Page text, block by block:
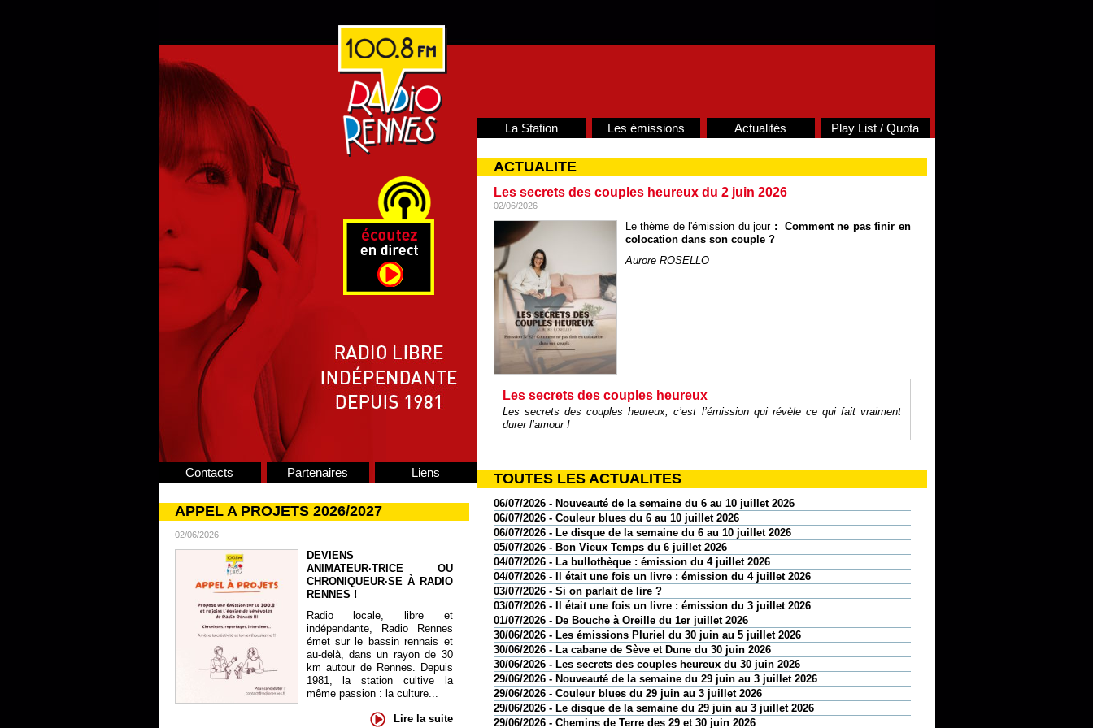
Contacts Partenaires Liens
APPEL A PROJETS 2026/2027
02/06/2026
DEVIENS
ANIMATEUR·TRICE OU
CHRONIQUEUR·SE À RADIO
RENNES !
Radio locale, libre et
indépendante, Radio Rennes
émet sur le bassin rennais et
au-delà, dans un rayon de 30
km autour de Rennes. Depuis
1981, la station cultive la
même passion : la culture...
Lire la suite
La Station Les émissions Actualités Play List / Quota
ACTUALITE
Les secrets des couples heureux du 2 juin 2026
02/06/2026
Le thème de l'émission du jour : Comment ne pas finir en
colocation dans son couple ?
Aurore ROSELLO
Les secrets des couples heureux
Les secrets des couples heureux, c’est l’émission qui révèle ce qui fait vraiment
durer l’amour !
TOUTES LES ACTUALITES
06/07/2026 - Nouveauté de la semaine du 6 au 10 juillet 2026
06/07/2026 - Couleur blues du 6 au 10 juillet 2026
06/07/2026 - Le disque de la semaine du 6 au 10 juillet 2026
05/07/2026 - Bon Vieux Temps du 6 juillet 2026
04/07/2026 - La bullothèque : émission du 4 juillet 2026
04/07/2026 - Il était une fois un livre : émission du 4 juillet 2026
03/07/2026 - Si on parlait de lire ?
03/07/2026 - Il était une fois un livre : émission du 3 juillet 2026
01/07/2026 - De Bouche à Oreille du 1er juillet 2026
30/06/2026 - Les émissions Pluriel du 30 juin au 5 juillet 2026
30/06/2026 - La cabane de Sève et Dune du 30 juin 2026
30/06/2026 - Les secrets des couples heureux du 30 juin 2026
29/06/2026 - Nouveauté de la semaine du 29 juin au 3 juillet 2026
29/06/2026 - Couleur blues du 29 juin au 3 juillet 2026
29/06/2026 - Le disque de la semaine du 29 juin au 3 juillet 2026
29/06/2026 - Chemins de Terre des 29 et 30 juin 2026